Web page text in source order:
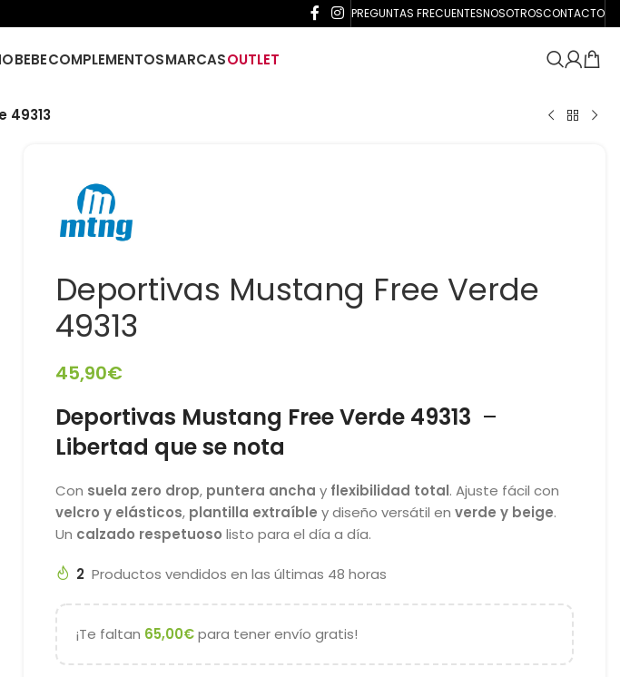
PREGUNTAS FRECUENTESNOSOTROSCONTACTO
BEBECOMPLEMENTOSMARCASOUTLET
49313
Deportivas Mustang Free Verde
49313
45,90€
Deportivas Mustang Free Verde 49313 –
Libertad que se nota
Con suela zero drop, puntera ancha y flexibilidad total. Ajuste fácil con
velcro y elásticos, plantilla extraíble y diseño versátil en verde y beige.
Un calzado respetuoso listo para el día a día.
2 Productos vendidos en las últimas 48 horas
¡Te faltan 65,00€para tener envío gratis!